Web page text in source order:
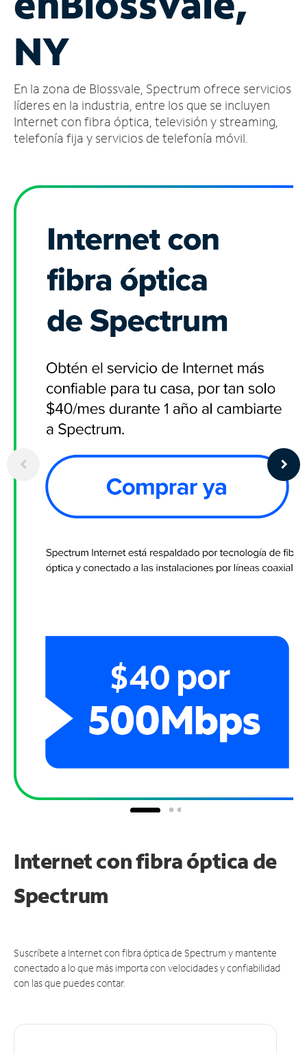
cuenta
Encuentra
tienda
NY
En la zona de Blossvale, Spectrum ofrece servicios
líderes en la industria, entre los que se incluyen
Internet con fibra óptica, televisión y streaming,
telefonía fija y servicios de telefonía móvil.
Internet con fibra óptica de
Spectrum
Suscríbete a Internet con fibra óptica de Spectrum y mantente
conectado a lo que más importa con velocidades y confiabilidad
con las que puedes contar.